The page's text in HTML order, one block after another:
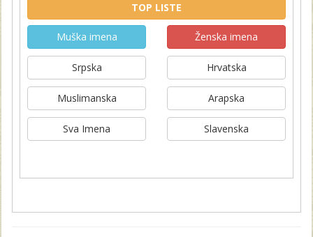
TOP LISTE
Muška imena Ženska imena
Srpska Hrvatska
Muslimanska Arapska
Sva Imena Slavenska